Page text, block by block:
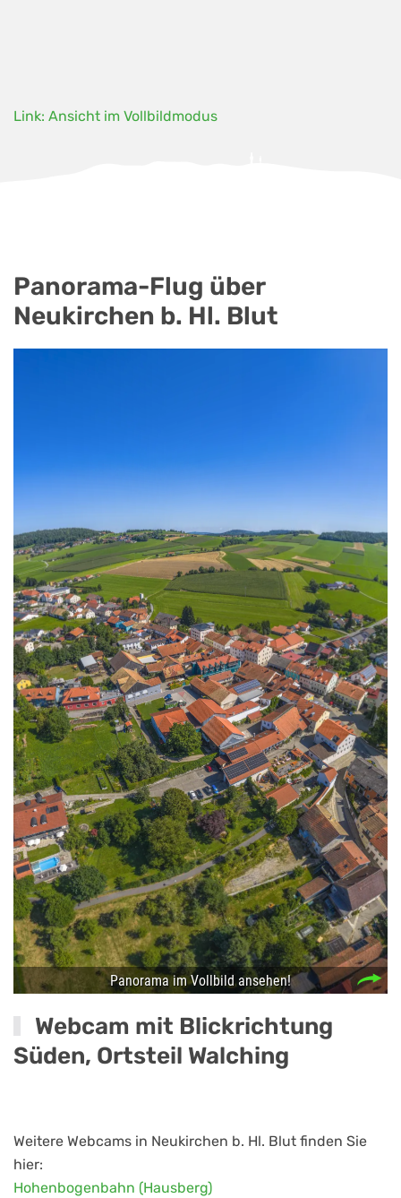
Link: Ansicht im Vollbildmodus
Panorama-Flug über
Neukirchen b. Hl. Blut
Webcam mit Blickrichtung
Süden, Ortsteil Walching
Weitere Webcams in Neukirchen b. Hl. Blut finden Sie
hier:
Hohenbogenbahn (Hausberg)